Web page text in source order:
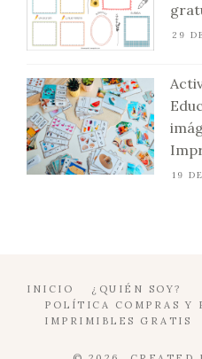
29
19
INICIO
¿QUIÉN SOY?
POLÍTICA COMPRAS Y
IMPRIMIBLES GRATIS